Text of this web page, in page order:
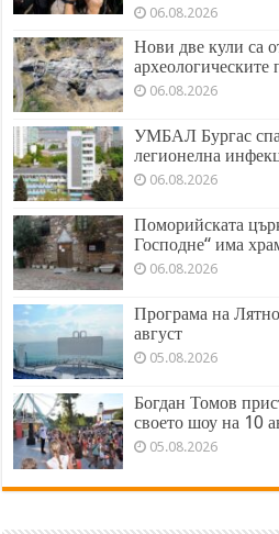
06.08.2026
Нови две кули са
археологическите
06.08.2026
УМБАЛ Бургас
легионелна
06.08.2026
Поморийската
Господне“ има
06.08.2026
Програма на
август
05.08.2026
Богдан Томов
своето шоу на 10
05.08.2026